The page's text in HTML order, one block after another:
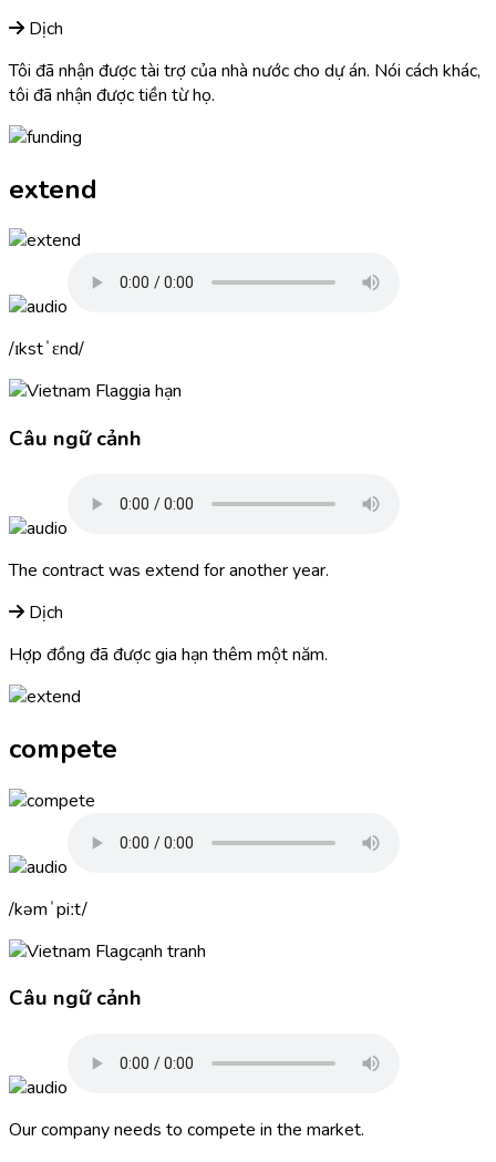
Dịch
Tôi đã nhận được tài trợ của nhà nước cho dự án. Nói cách khác,
tôi đã nhận được tiền từ họ.
extend
ɪkstˈɛnd
gia hạn
Câu ngữ cảnh
The contract was extend for another year.
Dịch
Hợp đồng đã được gia hạn thêm một năm.
compete
kəmˈpiːt
cạnh tranh
Câu ngữ cảnh
Our company needs to compete in the market.